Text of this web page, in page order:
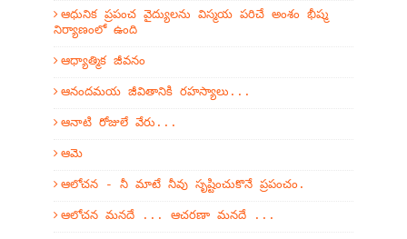
ఆధునిక ప్రపంచ వైద్యులను విస్మయ పరిచే అంశం భీష్మ
నిర్యాణంలో ఉంది
ఆధ్యాత్మిక జీవనం
ఆనందమయ జీవితానికి రహస్యాలు...
ఆనాటి రోజులే వేరు...
ఆమె
ఆలోచన - నీ మాటే నీవు సృష్టించుకొనే ప్రపంచం.
ఆలోచన మనదే ... ఆచరణా మనదే ...